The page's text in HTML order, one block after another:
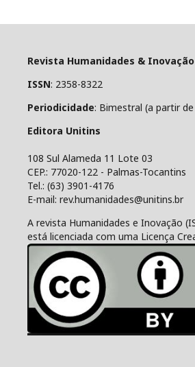
Revista Humanidades & Inovação
ISSN: 2358-8322
Periodicidade: Bimestral (a partir
Editora Unitins
108 Sul Alameda 11 Lote 03
CEP.: 77020-122 - Palmas-Tocantins
Tel.: (63) 3901-4176
E-mail: rev.humanidades@unitins.br
A revista Humanidades e Inovação
está licenciada com uma Licença